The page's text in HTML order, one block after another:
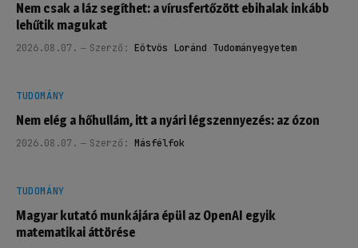
Nem csak a láz segíthet: a vírusfertőzött ebihalak inkább
lehűtik magukat
2026.08.07. Szerző: Eötvös Loránd Tudományegyetem
TUDOMÁNY
Nem elég a hőhullám, itt a nyári légszennyezés: az ózon
2026.08.07. Szerző: Másfélfok
TUDOMÁNY
Magyar kutató munkájára épül az OpenAI egyik
matematikai áttörése